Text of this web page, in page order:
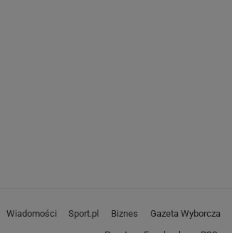
Wiadomości Sport.pl Biznes Gazeta Wyborcza